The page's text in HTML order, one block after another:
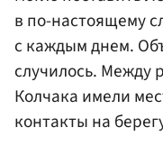
в по-настоящему
с каждым днем.
случилось. Между
Колчака имели
контакты на